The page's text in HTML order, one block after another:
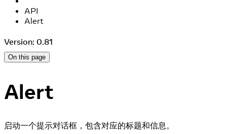
API
Alert
Version: 0.81
On this page
Alert
启动一个提示对话框，包含对应的标题和信息。